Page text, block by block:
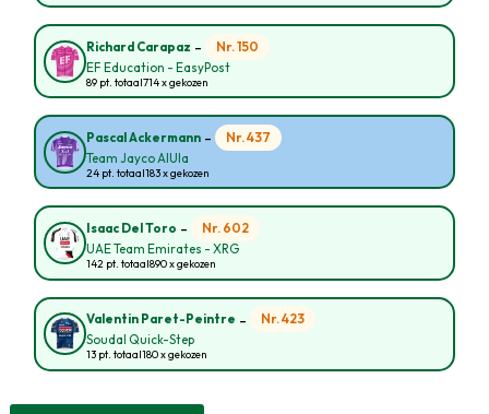
Richard Carapaz - Nr. 150
EF Education - EasyPost
89 pt. totaal714 x gekozen
Pascal Ackermann - Nr. 437
Team Jayco AlUla
24 pt. totaal183 x gekozen
Isaac Del Toro - Nr. 602
UAE Team Emirates - XRG
142 pt. totaal890 x gekozen
Valentin Paret-Peintre - Nr. 423
Soudal Quick-Step
13 pt. totaal180 x gekozen